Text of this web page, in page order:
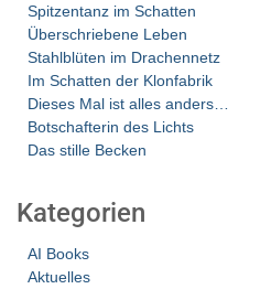
Spitzentanz im Schatten
Überschriebene Leben
Stahlblüten im Drachennetz
Im Schatten der Klonfabrik
Dieses Mal ist alles anders…
Botschafterin des Lichts
Das stille Becken
Kategorien
AI Books
Aktuelles